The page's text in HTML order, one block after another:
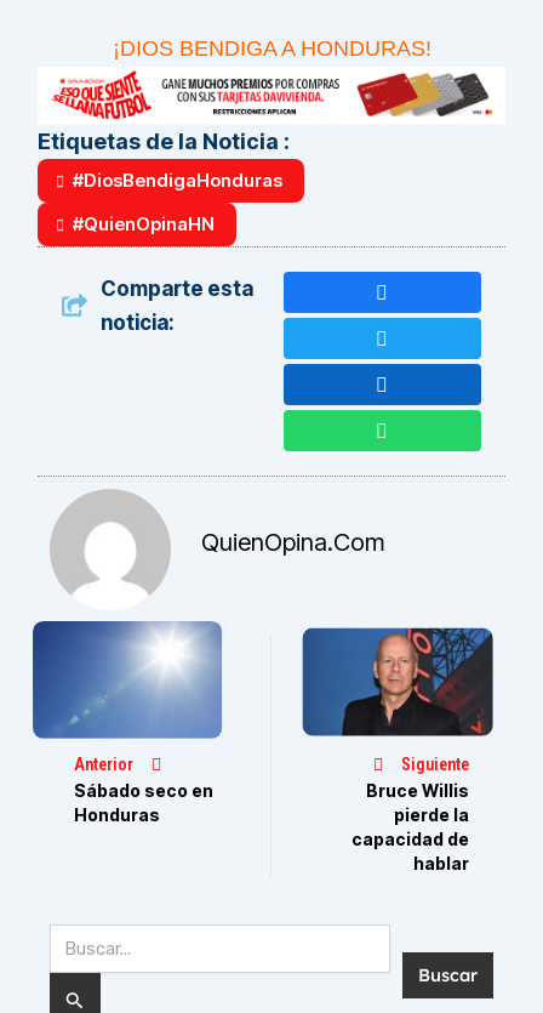
¡DIOS BENDIGA A HONDURAS!
Etiquetas de la Noticia :
#DiosBendigaHonduras
#QuienOpinaHN
Comparte esta
noticia:
QuienOpina.com
Anterior
Sábado seco en
Honduras
Siguiente
Bruce Willis
pierde la
capacidad de
hablar
por: